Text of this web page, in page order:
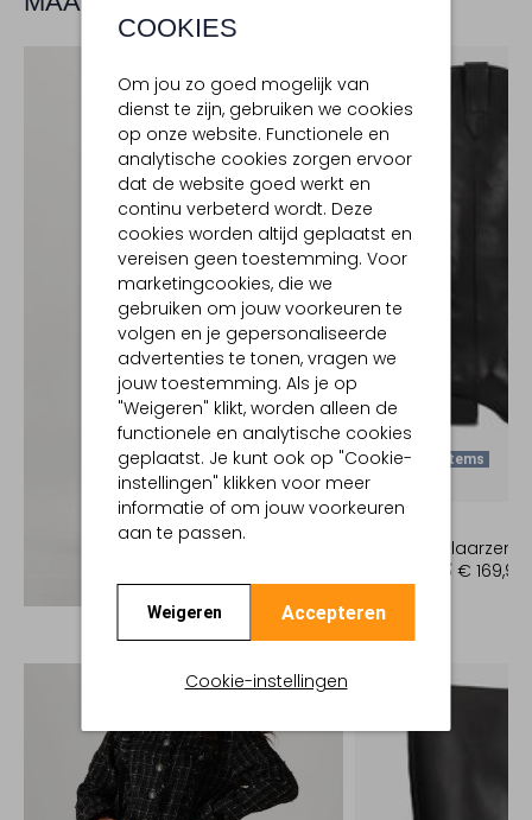
COOKIES
Om jou zo goed mogelijk van
dienst te zijn, gebruiken we cookies
op onze website. Functionele en
analytische cookies zorgen ervoor
dat de website goed werkt en
continu verbeterd wordt. Deze
cookies worden altijd geplaatst en
vereisen geen toestemming. Voor
marketingcookies, die we
gebruiken om jouw voorkeuren te
volgen en je gepersonaliseerde
advertenties te tonen, vragen we
jouw toestemming. Als je op
"Weigeren" klikt, worden alleen de
functionele en analytische cookies
geplaatst. Je kunt ook op "Cookie-
instellingen" klikken voor meer
informatie of om jouw voorkeuren
aan te passen.
Weigeren Accepteren
Cookie-instellingen
Ontdek de look
Laatste Items
Cowboylaarzen
€ 339,95 € 169,99